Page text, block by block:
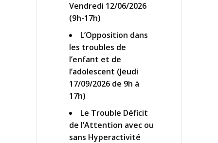
Vendredi 12/06/2026
(9h-17h)
L’Opposition dans
les troubles de
l’enfant et de
l’adolescent (Jeudi
17/09/2026 de 9h à
17h)
Le Trouble Déficit
de l’Attention avec ou
sans Hyperactivité